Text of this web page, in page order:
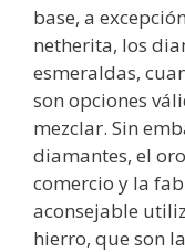
base, a
netherita, los
esmeraldas,
son opciones
mezclar. Sin
diamantes, el
comercio y la
aconsejable
hierro, que son